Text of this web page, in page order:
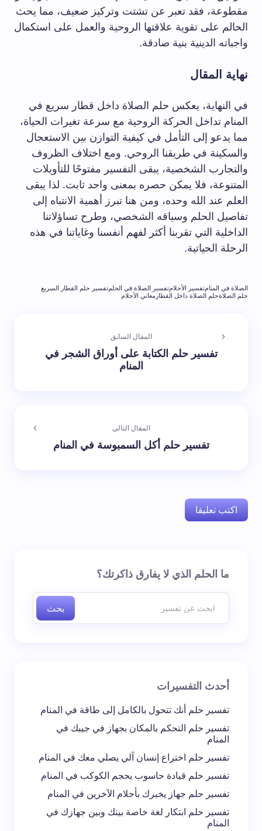
مقطوعة، فقد تعبر عن تشتت وتركيز ضعيف، مما يحث
الحالم على تقوية علاقتها الروحية والعمل على استكمال
واجباته الدينية بنية صادقة.
نهاية المقال
في النهاية، يعكس حلم الصلاة داخل قطار سريع في
المنام تداخل الحركة الروحية مع سرعة تغيرات الحياة،
مما يدعو إلى التأمل في كيفية التوازن بين الاستعجال
والسكينة في طريقنا الروحي. ومع اختلاف الظروف
والتجارب الشخصية، يبقى التفسير مفتوحًا للتأويلات
المتنوعة، فلا يمكن حصره بمعنى واحد ثابت. لذا يبقى
العلم عند الله وحده، ومن هنا تبرز أهمية الانتباه إلى
تفاصيل الحلم وسياقه الشخصي، وطرح تساؤلاتنا
الداخلية التي تقربنا أكثر لفهم أنفسنا وغاياتنا في هذه
الرحلة الحياتية.
الصلاة في المنامتفسير الأحلامتفسير الصلاة في الحلمتفسير حلم القطار السريع
حلم الصلاةحلم الصلاة داخل القطار معاني الأحلام
المقال السابق
تفسير حلم الكتابة على أوراق الشجر في
المنام
المقال التالي
تفسير حلم أكل السمبوسة في المنام
اكتب تعليقا
لن يتم نشر عنوان بريدك الإلكتروني. الحقول الإلزامية مشار
احفظ اسمي والبريد الإلكتروني في هذا المتصفح
لاستخدامه في المرة المقبلة في تعليقي.
ما الحلم الذي لا يفارق ذاكرتك؟
بحث
أحدث التفسيرات
تفسير حلم أنك تتحول بالكامل إلى طاقة في المنام
تفسير حلم التحكم بالمكان بجهاز في جيبك في
المنام
تفسير حلم اختراع إنسان آلي يصلي معك في المنام
تفسير حلم قيادة حاسوب بحجم الكوكب في المنام
تفسير حلم جهاز يخبرك بأحلام الآخرين في المنام
تفسير حلم ابتكار لغة خاصة بينك وبين جهازك في
المنام